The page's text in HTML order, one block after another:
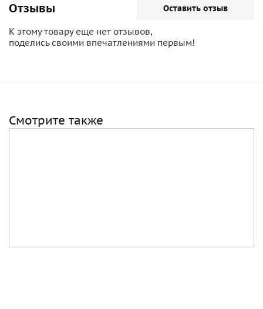
Отзывы Оставить отзыв
К этому товару еще нет отзывов,
поделись своими впечатлениями первым!
Смотрите также